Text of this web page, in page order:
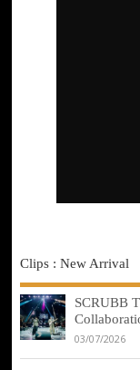
Clips : New Arrival
SCRUBB
03/07/2026